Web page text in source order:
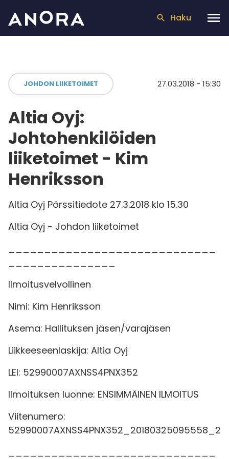
Haku
JOHDON LIIKETOIMET 27.03.2018 - 15:30
Altia Oyj:
Johtohenkilöiden
liiketoimet - Kim
Henriksson
Altia Oyj Pörssitiedote 27.3.2018 klo 15.30
Altia Oyj - Johdon liiketoimet
_____________________________
_______________
Ilmoitusvelvollinen
Nimi: Kim Henriksson
Asema: Hallituksen jäsen/varajäsen
Liikkeeseenlaskija: Altia Oyj
LEI: 52990007AXNSS4PNX352
Ilmoituksen luonne: ENSIMMÄINEN ILMOITUS
Viitenumero:
52990007AXNSS4PNX352_20180325095558_2
_____________________________